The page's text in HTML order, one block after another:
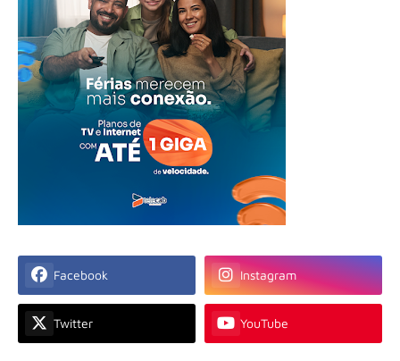
Facebook Instagram
Twitter YouTube